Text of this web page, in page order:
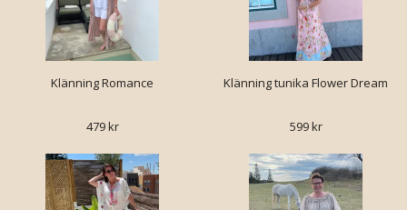
Klänning Romance
479 kr
Klänning tunika Flower Dream
599 kr